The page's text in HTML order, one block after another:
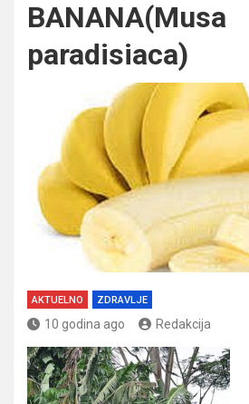
BANANA(Musa
paradisiaca)
AKTUELNO ZDRAVLJE
10 godina ago Redakcija